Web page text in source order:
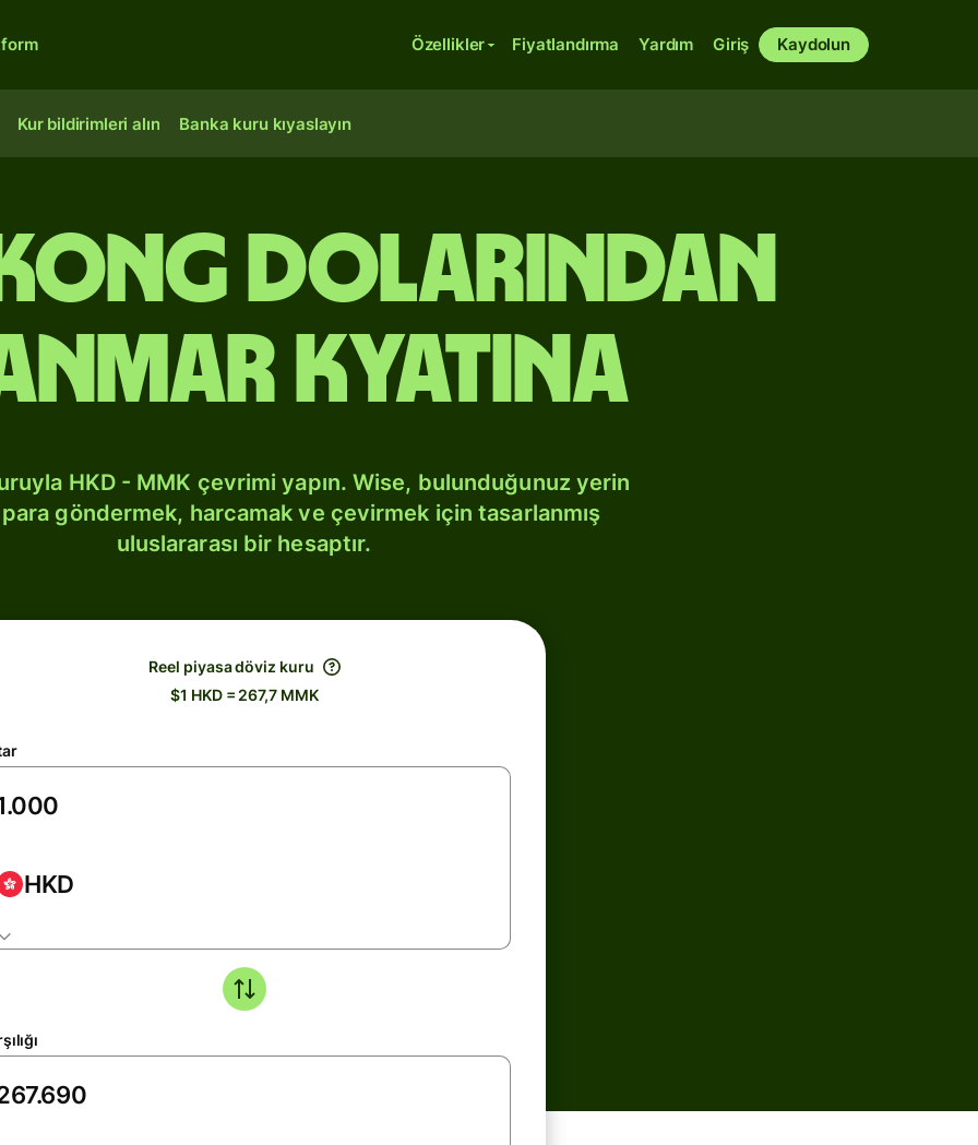
Özellikler Fiyatlandırma Yardım Giriş Kaydolun
Kur bildirimleri alın Banka kuru kıyaslayın
dolarından
kyatına
HKD - MMK çevrimi yapın. Wise, bulunduğunuz yerin
göndermek, harcamak ve çevirmek için tasarlanmış
uluslararası bir hesaptır.
Reel piyasa döviz kuru
$1 HKD = 267,7 MMK
HKD